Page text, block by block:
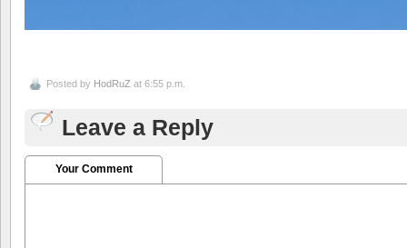
Posted by HodRuZ at 6:55 p.m.
Leave a Reply
Your Comment